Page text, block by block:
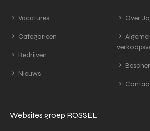
Vacatures
Categorieën
Bedrijven
Nieuws
Over
Websites groep ROSSEL